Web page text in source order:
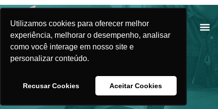
Utilizamos cookies para oferecer melhor
experiência, melhorar o desempenho, analisar
como você interage em nosso site e
personalizar conteúdo.
Recusar Cookies Aceitar Cookies
Banco de Práticas